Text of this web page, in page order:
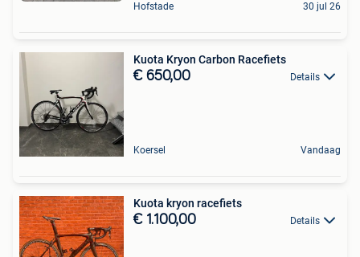
Hofstade 30 jul 26
Kuota Kryon Carbon Racefiets
€ 650,00 Details
Koersel Vandaag
Kuota kryon racefiets
€ 1.100,00 Details